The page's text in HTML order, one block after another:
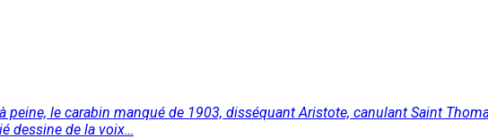
peine, le carabin manqué de 1903, disséquant Aristote, canulant Saint
dessine de la voix…